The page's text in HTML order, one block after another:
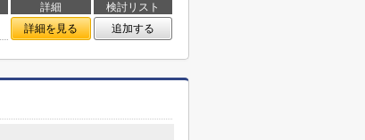
詳細
検討リスト
詳細を見る 追加する